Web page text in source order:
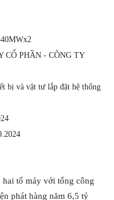
CỔ PHẦN - CÔNG TY
bị và vật tư lắp đặt hệ thống
tổ máy với tổng công
phát hàng năm 6,5 tỷ